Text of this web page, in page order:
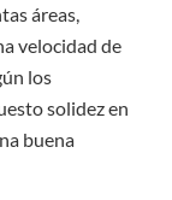
áreas,
velocidad de
los
solidez en
buena